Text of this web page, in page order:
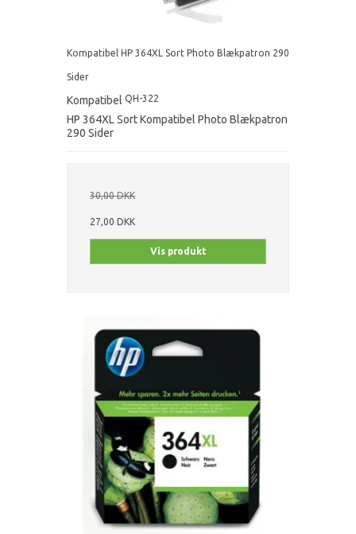
Kompatibel HP 364XL Sort Photo Blækpatron 290
Sider
Kompatibel QH-322
HP 364XL Sort Kompatibel Photo Blækpatron
290 Sider
30,00 DKK
27,00 DKK
Vis produkt